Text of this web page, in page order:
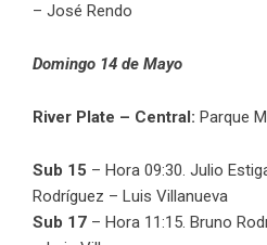
– José Rendo
Domingo 14 de Mayo
River Plate – Central: Parque
Sub 15 – Hora 09:30. Julio
Rodríguez – Luis Villanueva
Sub 17 – Hora 11:15. Bruno